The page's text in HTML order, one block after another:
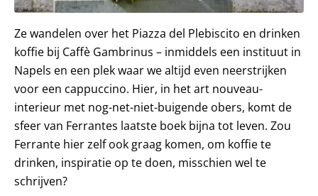
Ze wandelen over het Piazza del Plebiscito en drinken
koffie bij Caffè Gambrinus – inmiddels een instituut in
Napels en een plek waar we altijd even neerstrijken
voor een cappuccino. Hier, in het art nouveau-
interieur met nog-net-niet-buigende obers, komt de
sfeer van Ferrantes laatste boek bijna tot leven. Zou
Ferrante hier zelf ook graag komen, om koffie te
drinken, inspiratie op te doen, misschien wel te
schrijven?